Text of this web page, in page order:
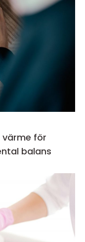
värme för
balans